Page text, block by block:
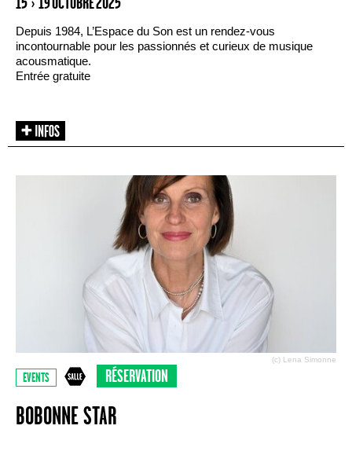
Depuis 1984, L’Espace du Son est un rendez-vous
incontournable pour les passionnés et curieux de musique
acousmatique.
Entrée gratuite
(c) Lena Simonne
EVENTS RÉSERVATION
BOBONNE STAR